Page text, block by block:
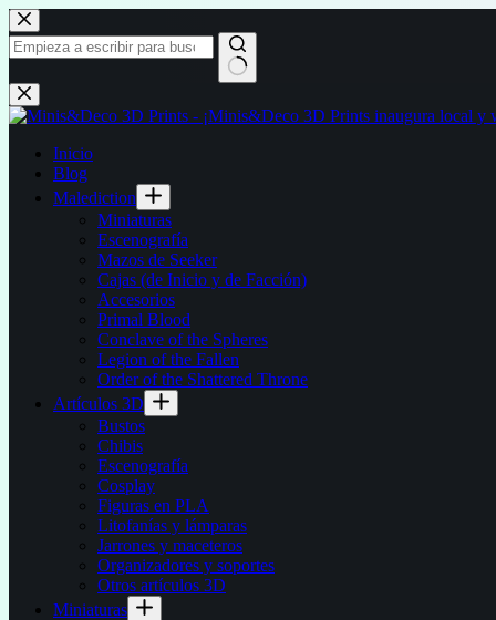
Saltar
al
contenido
Sin
resultados
Inicio
Blog
Malediction
Miniaturas
Escenografía
Mazos de Seeker
Cajas (de Inicio y de Facción)
Accesorios
Primal Blood
Conclave of the Spheres
Legion of the Fallen
Order of the Shattered Throne
Artículos 3D
Bustos
Chibis
Escenografía
Cosplay
Figuras en PLA
Litofanías y lámparas
Jarrones y maceteros
Organizadores y soportes
Otros artículos 3D
Miniaturas